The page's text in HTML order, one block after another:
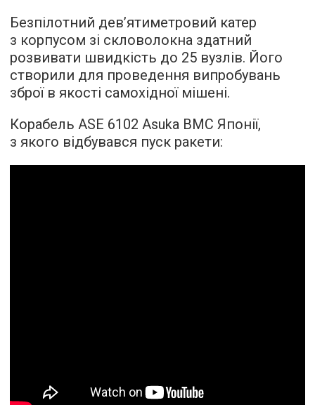
Безпілотний дев’ятиметровий катер
з корпусом зі скловолокна здатний
розвивати швидкість до 25 вузлів. Його
створили для проведення випробувань
зброї в якості самохідної мішені.
Корабель ASE 6102 Asuka ВМС Японії,
з якого відбувався пуск ракети: